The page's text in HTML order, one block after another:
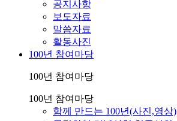
공지사항
보도자료
말씀자료
활동사진
100년 참여마당
100년 참여마당
100년 참여마당
함께 만드는 100년(사진,영상)